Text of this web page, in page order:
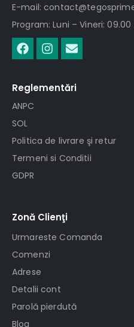
E-mail:
Program: Luni – Vineri: 09.00
Reglementări
ANPC
SOL
Politica de livrare şi retur
Termeni si Conditii
GDPR
Zonă Clienţi
Urmareste Comanda
Comenzi
Adrese
Detalii cont
Parolă pierdută
Blog